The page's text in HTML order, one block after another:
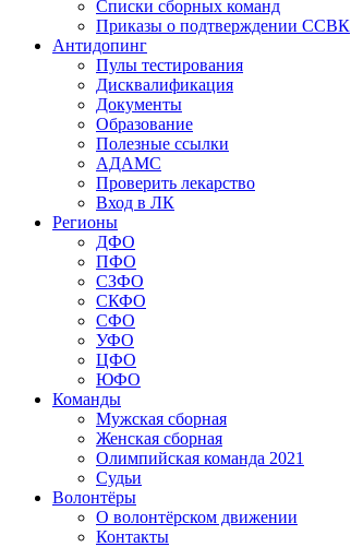
Списки сборных команд
Приказы о подтверждении ССВК
Антидопинг
Пулы тестирования
Дисквалификация
Документы
Образование
Полезные ссылки
АДАМС
Проверить лекарство
Вход в ЛК
Регионы
ДФО
ПФО
СЗФО
СКФО
СФО
УФО
ЦФО
ЮФО
Команды
Мужская сборная
Женская сборная
Олимпийская команда 2021
Судьи
Волонтёры
О волонтёрском движении
Контакты